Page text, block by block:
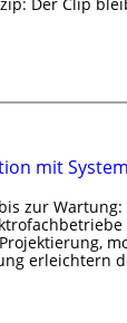
mit
zur
erleichtern